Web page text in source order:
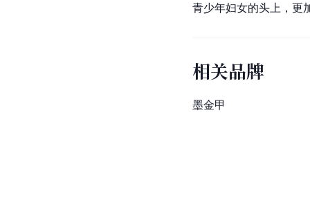
青少年妇女的头上，更
相关品牌
墨金甲